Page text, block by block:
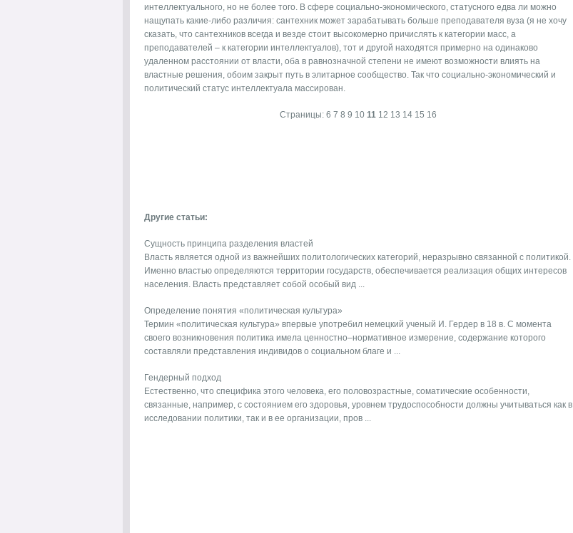
интеллектуального, но не более того. В сфере социально-экономического, статусного едва ли можно
нащупать какие-либо различия: сантехник может зарабатывать больше преподавателя вуза (я не хочу
сказать, что сантехников всегда и везде стоит высокомерно причислять к категории масс, а
преподавателей – к категории интеллектуалов), тот и другой находятся примерно на одинаково
удаленном расстоянии от власти, оба в равнозначной степени не имеют возможности влиять на
властные решения, обоим закрыт путь в элитарное сообщество. Так что социально-экономический и
политический статус интеллектуала массирован.
Страницы: 6 7 8 9 10 11 12 13 14 15 16
Другие статьи:
Сущность принципа разделения властей
Власть является одной из важнейших политологических категорий, неразрывно связанной с политикой.
Именно властью определяются территории государств, обеспечивается реализация общих интересов
населения. Власть представляет собой особый вид ...
Определение понятия «политическая культура»
Термин «политическая культура» впервые употребил немецкий ученый И. Гердер в 18 в. С момента
своего возникновения политика имела ценностно–нормативное измерение, содержание которого
составляли представления индивидов о социальном благе и ...
Гендерный подход
Естественно, что специфика этого человека, его половозрастные, соматические особенности,
связанные, например, с состоянием его здоровья, уровнем трудоспособности должны учитываться как в
исследовании политики, так и в ее организации, пров ...